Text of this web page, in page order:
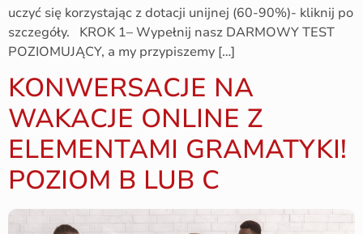
uczyć się korzystając z dotacji unijnej (60-90%)- kliknij po
szczegóły. KROK 1– Wypełnij nasz DARMOWY TEST
POZIOMUJĄCY, a my przypiszemy […]
KONWERSACJE NA
WAKACJE ONLINE Z
ELEMENTAMI GRAMATYKI!
POZIOM B LUB C